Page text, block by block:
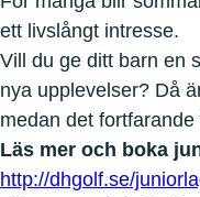
ett livslångt intresse.
Vill du ge ditt barn en
nya upplevelser? Då
medan det
Läs mer och boka
http://dhgolf.se/